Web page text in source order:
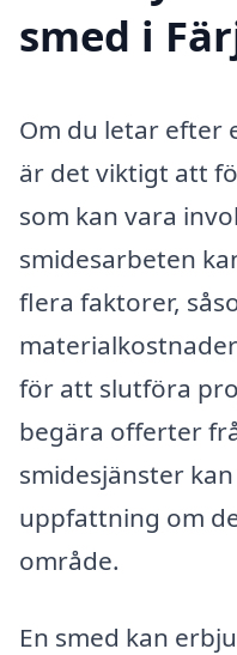
smed i
Om du letar efter
är det viktigt att
som kan vara
smidesarbeten
flera faktorer,
för att slutföra
begära offerter
smidesjänster
uppfattning om
område.
En smed kan